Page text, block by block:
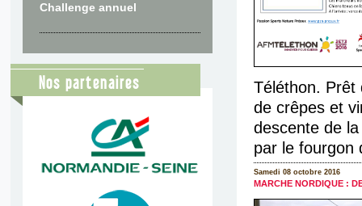
Challenge annuel
Nos partenaires
Téléthon. Prêt
de crêpes et
descente de
par le fourgon
Samedi 08 octobre 2016
MARCHE NORDIQUE :